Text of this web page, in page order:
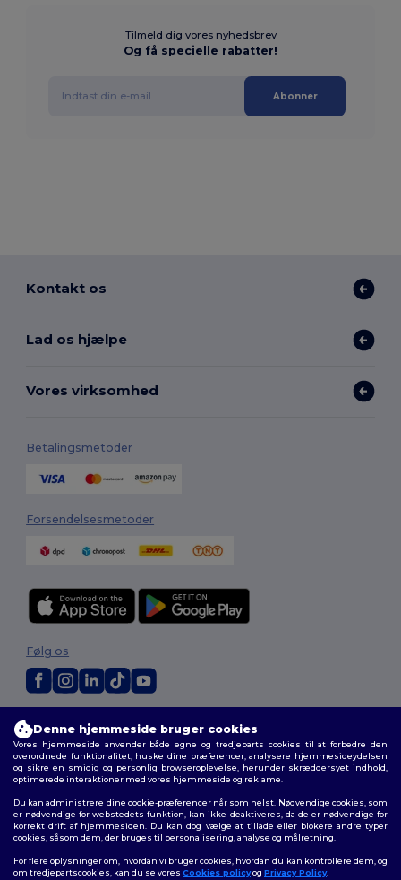
Tilmeld dig vores nyhedsbrev
Og få specielle rabatter!
Abonner
Kontakt os
Lad os hjælpe
Vores virksomhed
Betalingsmetoder
Forsendelsesmetoder
Vilkår og Betingelser
Tilpasset politik
cookies|Sitemap
Følg os
Denne hjemmeside bruger cookies
Vores hjemmeside anvender både egne og tredjeparts cookies til at forbedre den
overordnede funktionalitet, huske dine præferencer, analysere hjemmesideydelsen
og sikre en smidig og personlig browseroplevelse, herunder skræddersyet indhold,
optimerede interaktioner med vores hjemmeside og reklame.
Du kan administrere dine cookie-præferencer når som helst. Nødvendige cookies, som
er nødvendige for webstedets funktion, kan ikke deaktiveres, da de er nødvendige for
korrekt drift af hjemmesiden. Du kan dog vælge at tillade eller blokere andre typer
cookies, såsom dem, der bruges til personalisering, analyse og målretning.
For flere oplysninger om, hvordan vi bruger cookies, hvordan du kan kontrollere dem, og
om tredjepartscookies, kan du se vores Cookies policyog Privacy Policy.